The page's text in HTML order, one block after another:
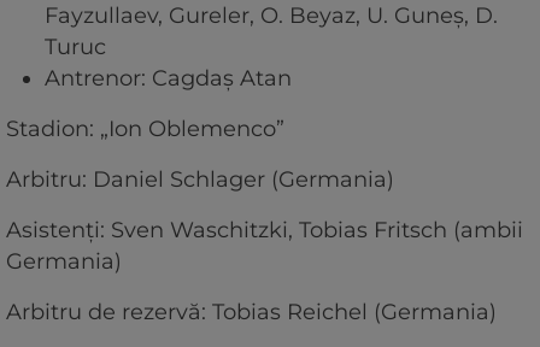
Fayzullaev, Gureler, O. Beyaz, U. Guneș, D.
Turuc
Antrenor: Cagdaș Atan
Stadion: „Ion Oblemenco”
Arbitru: Daniel Schlager (Germania)
Asistenți: Sven Waschitzki, Tobias Fritsch (ambii
Germania)
Arbitru de rezervă: Tobias Reichel (Germania)